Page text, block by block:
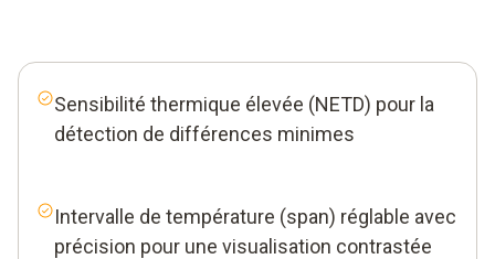
Sensibilité thermique élevée (NETD) pour la
détection de différences minimes
Intervalle de température (span) réglable avec
précision pour une visualisation contrastée